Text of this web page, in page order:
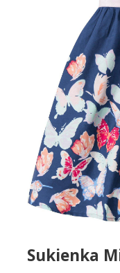
Sukienka